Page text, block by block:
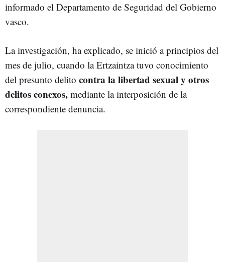
informado el Departamento de Seguridad del Gobierno
vasco.
La investigación, ha explicado, se inició a principios del
mes de julio, cuando la Ertzaintza tuvo conocimiento
del presunto delito contra la libertad sexual y otros
delitos conexos, mediante la interposición de la
correspondiente denuncia.